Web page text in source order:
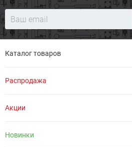
Каталог товаров
Распродажа
Акции
Новинки